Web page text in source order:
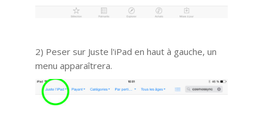
2) Peser sur Juste l'iPad en haut à gauche, un
menu apparaîtrera.